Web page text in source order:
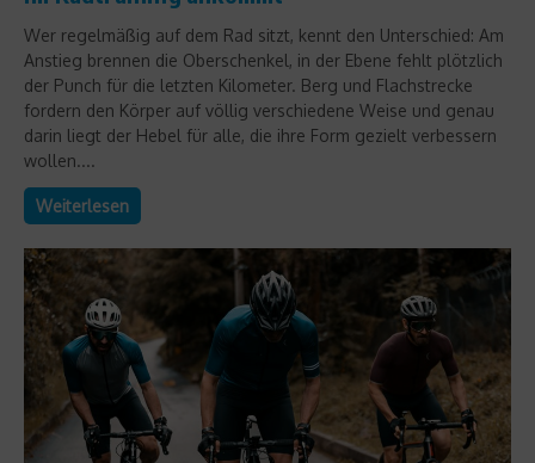
Wer regelmäßig auf dem Rad sitzt, kennt den Unterschied: Am
Anstieg brennen die Oberschenkel, in der Ebene fehlt plötzlich
der Punch für die letzten Kilometer. Berg und Flachstrecke
fordern den Körper auf völlig verschiedene Weise und genau
darin liegt der Hebel für alle, die ihre Form gezielt verbessern
wollen....
Weiterlesen